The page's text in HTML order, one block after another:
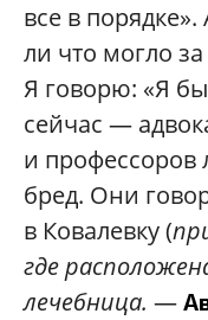
все в
ли что могло
Я говорю: «Я
сейчас —
и
бред. Они
в Ковалевку (
где
лечебница. —